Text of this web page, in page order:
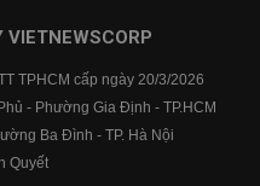
TPHCM cấp ngày 20/3/2026
- Phường Gia Định - TP.HCM
Ba Đình - TP. Hà Nội
Quyết